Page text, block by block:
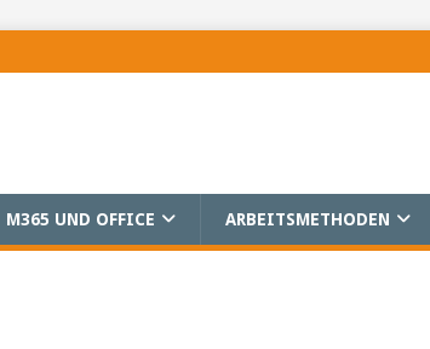
M365 UND OFFICE ARBEITSMETHODEN